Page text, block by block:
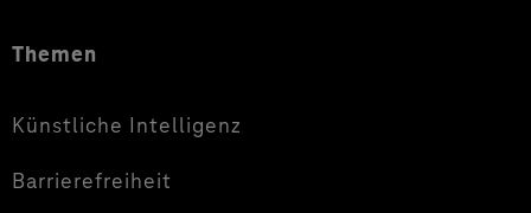
Themen
Künstliche Intelligenz
Barrierefreiheit